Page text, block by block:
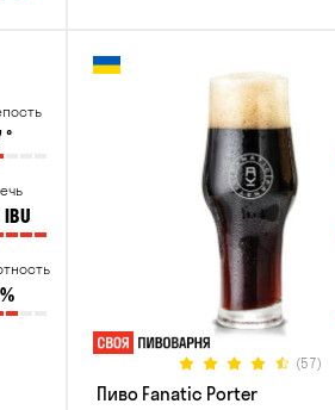
°
IBU
%
(57)
Пиво Fanatic Porter